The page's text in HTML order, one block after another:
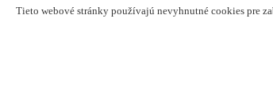
Tieto webové stránky používajú nevyhnutné cookies pre